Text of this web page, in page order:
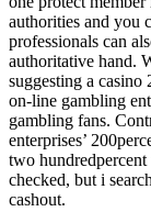
authorities and you
professionals can
authoritative hand.
suggesting a
on-line gambling
gambling fans.
enterprises’
two
checked, but i
cashout.